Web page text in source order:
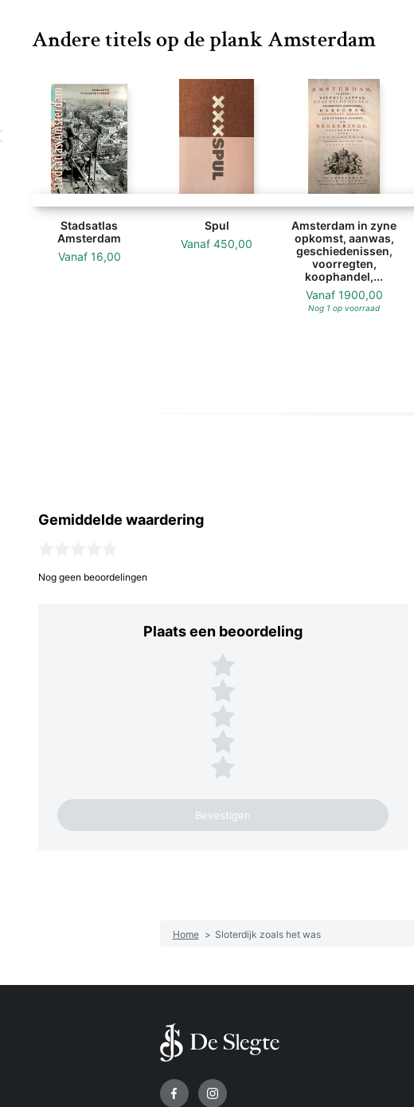
Andere titels op de plank Amsterdam
Stadsatlas
Amsterdam
Vanaf 16,00
Spul
Vanaf 450,00
Amsterdam in zyne
opkomst, aanwas,
geschiedenissen,
voorregten,
koophandel,...
Vanaf 1900,00
Nog 1 op voorraad
Gemiddelde waardering
Nog geen beoordelingen
Plaats een beoordeling
Plaats een beoordeling
5 sterren
4 sterren
3 sterren
2 sterren
1 ster
Home > Sloterdijk zoals het was
Volg ons op